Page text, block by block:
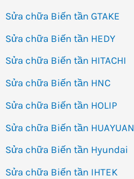
Sửa chữa Biến tần GTAKE
Sửa chữa Biến tần HEDY
Sửa chữa Biến tần HITACHI
Sửa chữa Biến tần HNC
Sửa chữa Biến tần HOLIP
Sửa chữa Biến tần HUAYUAN
Sửa chữa Biến tần Hyundai
Sửa chữa Biến tần IHTEK